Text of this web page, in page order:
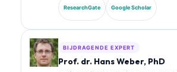
Zij heeft specialisatiecertificeringen
chemie en heeft uitgebreid
ResearchGate Google Scholar
BIJDRAGENDE EXPERT
Prof. dr. Hans Weber, PhD